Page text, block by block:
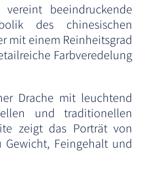
beeindruckende
des chinesischen
mit einem Reinheitsgrad
Farbveredelung
Drache mit leuchtend
und traditionellen
zeigt das Porträt von
Gewicht, Feingehalt und